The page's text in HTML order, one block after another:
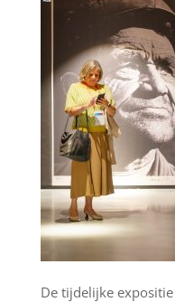
De tijdelijke